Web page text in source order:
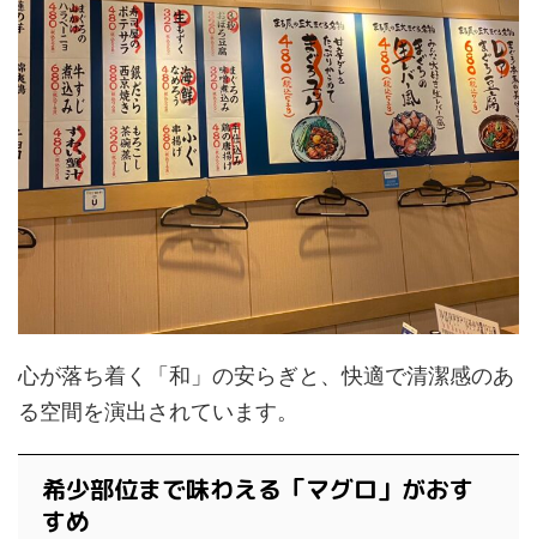
心が落ち着く「和」の安らぎと、快適で清潔感のあ
る空間を演出されています。
希少部位まで味わえる「マグロ」がおす
すめ